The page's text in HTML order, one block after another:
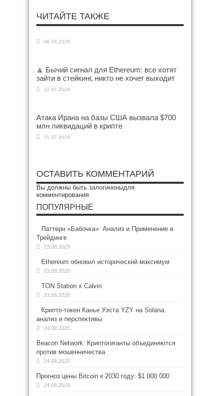
ЧИТАЙТЕ ТАКЖЕ
06.08.2026
🔼 Бычий сигнал для Ethereum: все хотят
зайти в стейкинг, никто не хочет выходит
22.07.2026
Атака Ирана на базы США вызвала $700
млн ликвидаций в крипте
21.07.2026
ОСТАВИТЬ КОММЕНТАРИЙ
Вы должны быть залогиненыдля
комментирования
ПОПУЛЯРНЫЕ
Паттерн «Бабочка»: Анализ и Применение в
Трейдинге
23.08.2025
Ethereum обновил исторический максимум
23.08.2025
TON Station x Calvin
23.08.2025
Крипто-токен Канье Уэста YZY на Solana:
анализ и перспективы
24.08.2025
Beacon Network: Криптогиганты объединяются
против мошенничества
24.08.2025
Прогноз цены Bitcoin к 2030 году: $1 000 000
24.08.2025